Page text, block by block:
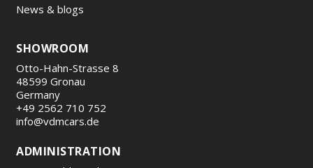
News & blogs
SHOWROOM
Otto-Hahn-Strasse 8
48599 Gronau
Germany
+49 2562 710 752
info@vdmcars.de
ADMINISTRATION